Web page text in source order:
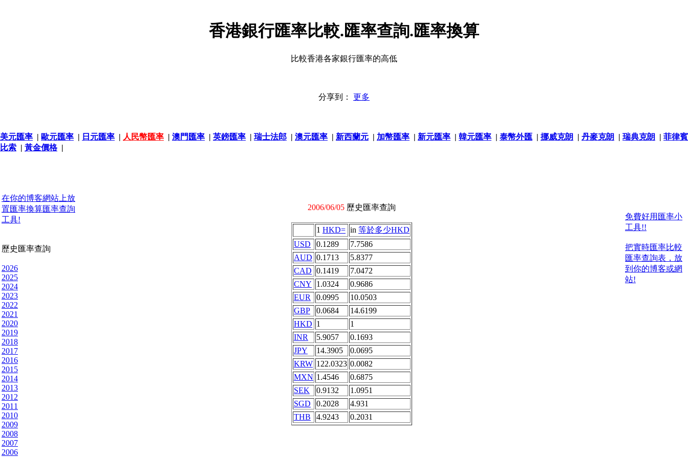
香港銀行匯率比較.匯率查詢.匯率換算
比較香港各家銀行匯率的高低
分享到： 更多
美元匯率 | 歐元匯率 | 日元匯率 | 人民幣匯率 | 澳門匯率 | 英鎊匯率 | 瑞士法郎 | 澳元匯率 | 新西蘭元 | 加幣匯率 | 新元匯率 | 韓元匯率 | 泰幣外匯 | 挪威克朗 | 丹麥克朗 | 瑞典克朗 | 菲律賓
比索 | 黃金價格|
在你的博客網站上放
置匯率換算匯率查詢
工具!
歷史匯率查詢
2026
2025
2024
2023
2022
2021
2020
2019
2018
2017
2016
2015
2014
2013
2012
2011
2010
2009
2008
2007
2006
2006/06/05 歷史匯率查詢
1 HKD= in 等於多少HKD
USD
0.1289
7.7586
AUD 0.1713
5.8377
CAD 0.1419
7.0472
CNY
1.0324
0.9686
EUR
0.0995
10.0503
GBP
0.0684
14.6199
HKD 1
1
INR
5.9057
0.1693
JPY
14.3905
0.0695
KRW 122.0323 0.0082
MXN 1.4546
0.6875
SEK
0.9132
1.0951
SGD
0.2028
4.931
THB
4.9243 0.2031
免費好用匯率小
工具!!
把實時匯率比較
匯率查詢表，放
到你的博客或網
站!